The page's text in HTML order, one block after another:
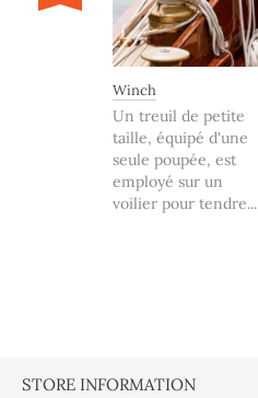
Winch
Un treuil de petite
taille, équipé d'une
seule poupée, est
employé sur un
voilier pour tendre...
STORE INFORMATION